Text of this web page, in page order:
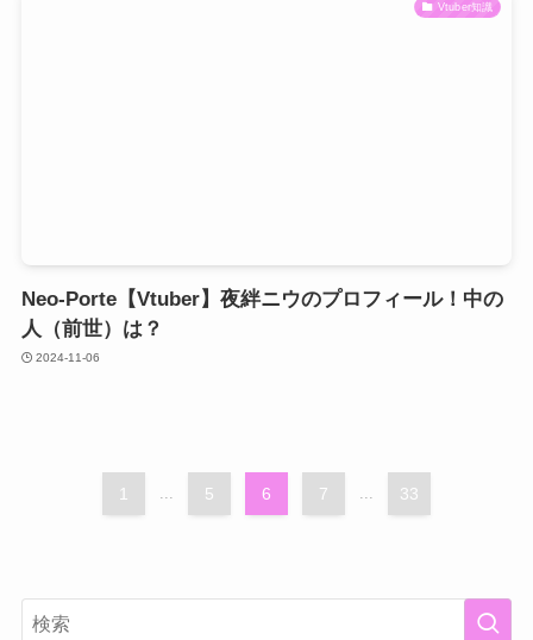
Vtuber知識
Neo-Porte【Vtuber】夜絆ニウのプロフィール！中の
人（前世）は？
2024-11-06
1 5 6 7 33